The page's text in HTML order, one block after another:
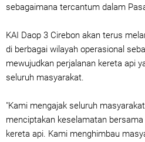
sebagaimana tercantum dalam
KAI Daop 3 Cirebon akan terus
di berbagai wilayah operasional
mewujudkan perjalanan kereta api
seluruh masyarakat.
"Kami mengajak seluruh
menciptakan keselamatan
kereta api. Kami menghimbau